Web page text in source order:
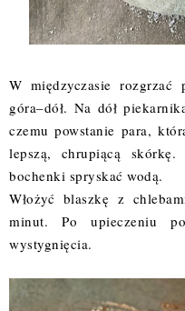
W międzyczasie
góra–dół. Na dół
czemu powstanie para,
lepszą, chrupiącą
bochenki spryskać wodą.
Włożyć blaszkę z
minut. Po upieczeniu
wystygnięcia.